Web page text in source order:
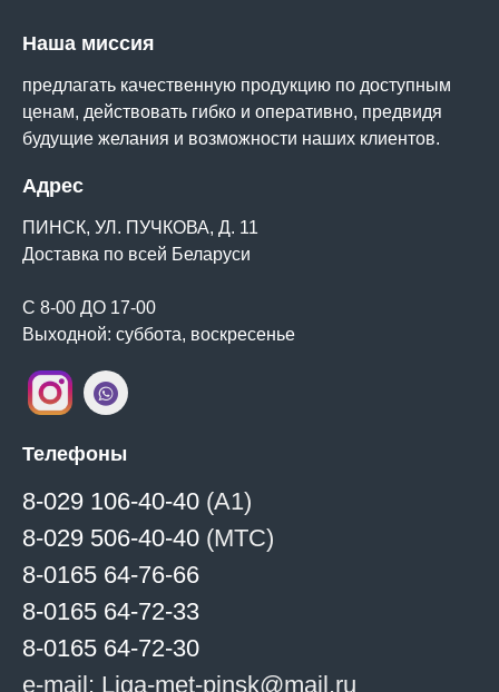
Наша миссия
предлагать качественную продукцию по доступным
ценам, действовать гибко и оперативно, предвидя
будущие желания и возможности наших клиентов.
Адрес
ПИНСК, УЛ. ПУЧКОВА, Д. 11
Доставка по всей Беларуси
С 8-00 ДО 17-00
Выходной: суббота, воскресенье
Телефоны
8-029 106-40-40 (А1)
8-029 506-40-40 (МТС)
8-0165 64-76-66
8-0165 64-72-33
8-0165 64-72-30
e-mail: Liga-met-pinsk@mail.ru